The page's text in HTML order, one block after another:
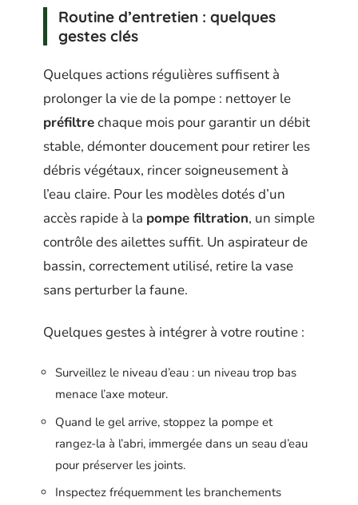
Routine d’entretien : quelques
gestes clés
Quelques actions régulières suffisent à
prolonger la vie de la pompe : nettoyer le
préfiltrechaque mois pour garantir un débit
stable, démonter doucement pour retirer les
débris végétaux, rincer soigneusement à
l’eau claire. Pour les modèles dotés d’un
accès rapide à la pompe filtration, un simple
contrôle des ailettes suffit. Un aspirateur de
bassin, correctement utilisé, retire la vase
sans perturber la faune.
Quelques gestes à intégrer à votre routine :
Surveillez le niveau d’eau : un niveau trop bas
menace l’axe moteur.
Quand le gel arrive, stoppez la pompe et
rangez-la à l’abri, immergée dans un seau d’eau
pour préserver les joints.
Inspectez fréquemment les branchements